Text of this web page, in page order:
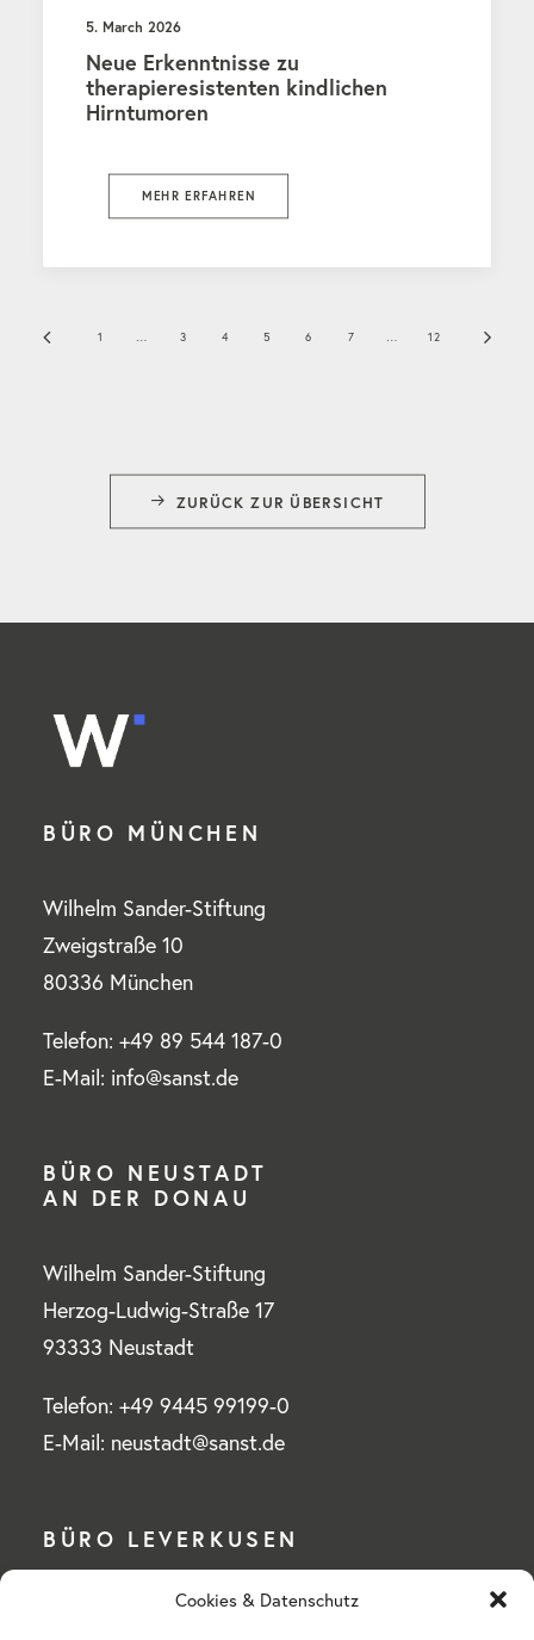
Cookies & Datenschutz
5. March 2026
Neue Erkenntnisse zu
therapieresistenten kindlichen
Hirntumoren
MEHR ERFAHREN
1 3 4 5 6 7 12
ZURÜCK ZUR ÜBERSICHT
BÜRO MÜNCHEN
Wilhelm Sander-Stiftung
Zweigstraße 10
80336 München
Telefon: +49 89 544 187-0
E-Mail: info@sanst.de
BÜRO NEUSTADT
AN DER DONAU
Wilhelm Sander-Stiftung
Herzog-Ludwig-Straße 17
93333 Neustadt
Telefon: +49 9445 99199-0
E-Mail: neustadt@sanst.de
BÜRO LEVERKUSEN
Wilhelm Sander-Stiftung